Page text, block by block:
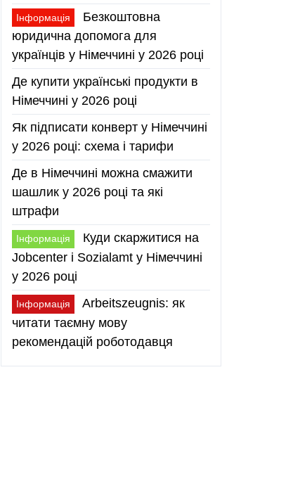
Інформація
Безкоштовна
юридична допомога для
українців у Німеччині у 2026 році
Де купити українські продукти в
Німеччині у 2026 році
Як підписати конверт у Німеччині
у 2026 році: схема і тарифи
Де в Німеччині можна смажити
шашлик у 2026 році та які
штрафи
Інформація
Куди скаржитися на
Jobcenter і Sozialamt у Німеччині
у 2026 році
Інформація
Arbeitszeugnis: як
читати таємну мову
рекомендацій роботодавця